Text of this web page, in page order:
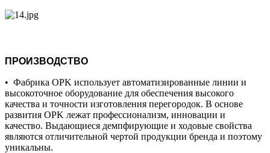
ПРОИЗВОДСТВО
• Фабрика OPK использует автоматизированные линии и
высокоточное оборудование для обеспечения высокого
качества и точности изготовления перегородок. В основе
развития OPK лежат профессионализм, инновации и
качество. Выдающиеся демпфирующие и ходовые свойства
являются отличительной чертой продукции бренда и поэтому
уникальны.